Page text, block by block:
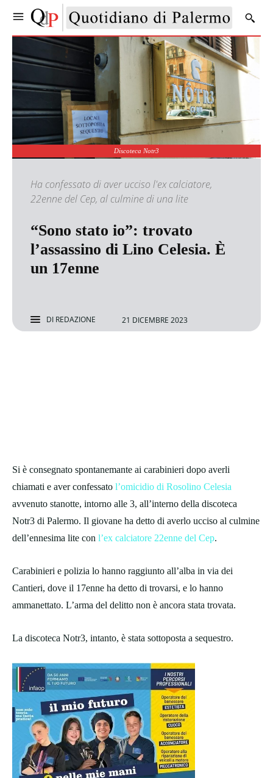
Discoteca Notr3
Ha confessato di aver ucciso l'ex calciatore,
22enne del Cep, al culmine di una lite
“Sono stato io”: trovato
l’assassino di Lino Celesia. È
un 17enne
DI REDAZIONE 21 DICEMBRE 2023
Si è consegnato spontanemante ai carabinieri dopo averli
chiamati e aver confessato l’omicidio di Rosolino Celesia
avvenuto stanotte, intorno alle 3, all’interno della discoteca
Notr3 di Palermo. Il giovane ha detto di averlo ucciso al culmine
dell’ennesima lite con l’ex calciatore 22enne del Cep.
Carabinieri e polizia lo hanno raggiunto all’alba in via dei
Cantieri, dove il 17enne ha detto di trovarsi, e lo hanno
ammanettato. L’arma del delitto non è ancora stata trovata.
La discoteca Notr3, intanto, è stata sottoposta a sequestro.